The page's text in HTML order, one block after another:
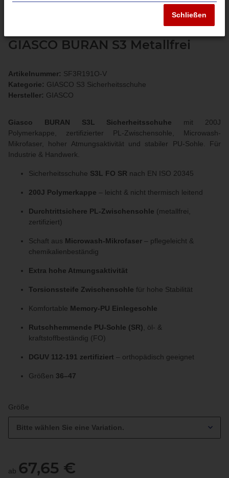
GIASCO BURAN S3 Metallfrei
Artikelnummer: SF3R191O-V
Kategorie: GIASCO S3 Sicherheitsschuhe
Hersteller: GIASCO
Giasco BURAN S3L Sicherheitsschuhe mit 200J
Polymerkappe, zertifizierter PL-Zwischensohle, Microwash-
Mikrofaser, hoher Atmungsaktivität und stabiler PU-Sohle. Für
Industrie & Handwerk.
Sicherheitsschuhe S3L FO SR nach EN ISO 20345
200J Polymerkappe – leicht & nicht thermisch leitend
Durchtrittsichere PL-Zwischensohle (metallfrei,
zertifiziert)
Schaft aus Microwash-Mikrofaser – pflegeleicht &
chemikalienbeständig
Extra hohe Atmungsaktivität
Torsionssteife Zwischensohle für hohe Stabilität
Komfortable Memory-PU Einlegesohle
Rutschhemmende PU-Sohle (SR) , öl- &
kraftstoffbeständig (FO)
DGUV 112-191 zertifiziert – orthopädisch geeignet
Größen 36–47
Größe
Bitte wählen Sie eine Variation.
ab 67,65 €
Schließen